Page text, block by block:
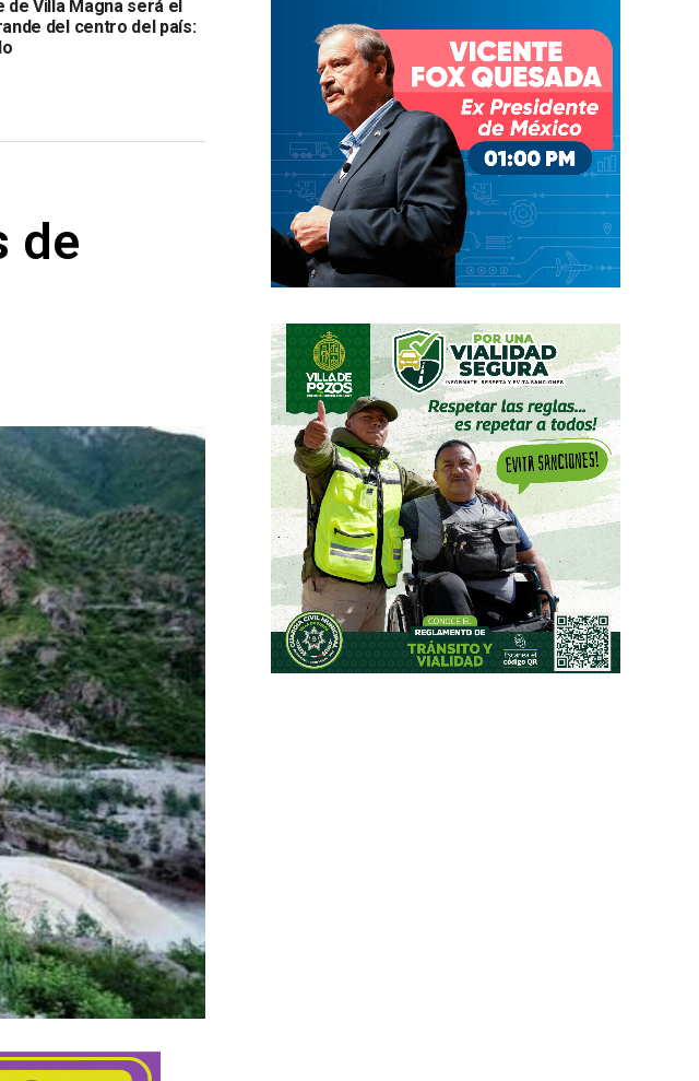
de Villa Magna será el
del centro del país:
de